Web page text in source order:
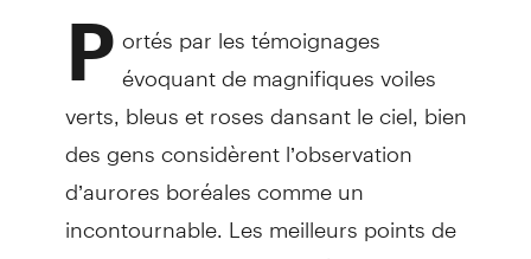
Portés par les témoignages
évoquant de magnifiques voiles
verts, bleus et roses dansant le ciel, bien
des gens considèrent l’observation
d’aurores boréales comme un
incontournable. Les meilleurs points de